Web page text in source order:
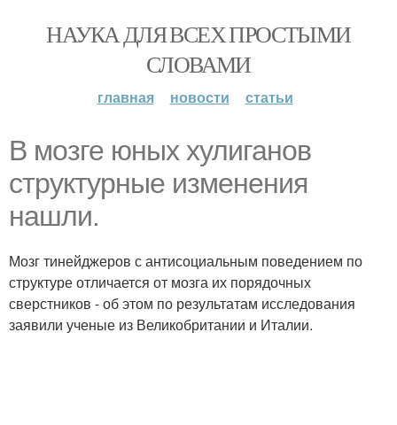
НАУКА ДЛЯ ВСЕХ ПРОСТЫМИ
СЛОВАМИ
главная новости статьи
В мозге юных хулиганов
структурные изменения
нашли.
Мозг тинейджеров с антисоциальным поведением по
структуре отличается от мозга их порядочных
сверстников - об этом по результатам исследования
заявили ученые из Великобритании и Италии.